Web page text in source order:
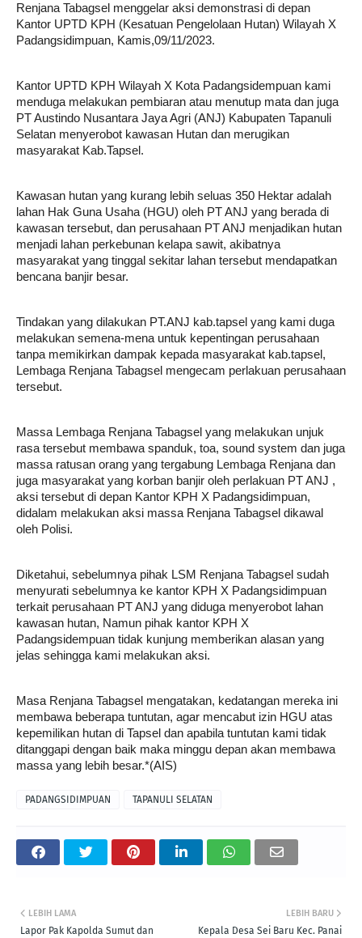
Renjana Tabagsel menggelar aksi demonstrasi di depan
Kantor UPTD KPH (Kesatuan Pengelolaan Hutan) Wilayah X
Padangsidimpuan, Kamis,09/11/2023.
Kantor UPTD KPH Wilayah X Kota Padangsidempuan kami
menduga melakukan pembiaran atau menutup mata dan juga
PT Austindo Nusantara Jaya Agri (ANJ) Kabupaten Tapanuli
Selatan menyerobot kawasan Hutan dan merugikan
masyarakat Kab.Tapsel.
Kawasan hutan yang kurang lebih seluas 350 Hektar adalah
lahan Hak Guna Usaha (HGU) oleh PT ANJ yang berada di
kawasan tersebut, dan perusahaan PT ANJ menjadikan hutan
menjadi lahan perkebunan kelapa sawit, akibatnya
masyarakat yang tinggal sekitar lahan tersebut mendapatkan
bencana banjir besar.
Tindakan yang dilakukan PT.ANJ kab.tapsel yang kami duga
melakukan semena-mena untuk kepentingan perusahaan
tanpa memikirkan dampak kepada masyarakat kab.tapsel,
Lembaga Renjana Tabagsel mengecam perlakuan perusahaan
tersebut.
Massa Lembaga Renjana Tabagsel yang melakukan unjuk
rasa tersebut membawa spanduk, toa, sound system dan juga
massa ratusan orang yang tergabung Lembaga Renjana dan
juga masyarakat yang korban banjir oleh perlakuan PT ANJ ,
aksi tersebut di depan Kantor KPH X Padangsidimpuan,
didalam melakukan aksi massa Renjana Tabagsel dikawal
oleh Polisi.
Diketahui, sebelumnya pihak LSM Renjana Tabagsel sudah
menyurati sebelumnya ke kantor KPH X Padangsidimpuan
terkait perusahaan PT ANJ yang diduga menyerobot lahan
kawasan hutan, Namun pihak kantor KPH X
Padangsidempuan tidak kunjung memberikan alasan yang
jelas sehingga kami melakukan aksi.
Masa Renjana Tabagsel mengatakan, kedatangan mereka ini
membawa beberapa tuntutan, agar mencabut izin HGU atas
kepemilikan hutan di Tapsel dan apabila tuntutan kami tidak
ditanggapi dengan baik maka minggu depan akan membawa
massa yang lebih besar.*(AIS)
PADANGSIDIMPUAN TAPANULI SELATAN
LEBIH BARU
Kepala Desa Sei Baru Kec. Panai
LEBIH LAMA
Lapor Pak Kapolda Sumut dan